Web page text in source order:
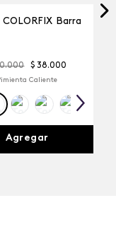
COLORFIX Barra
.000 $ 38.000
Caliente
Agregar